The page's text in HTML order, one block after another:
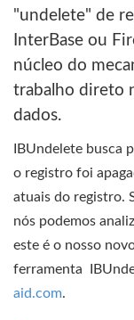
"undelete" de
InterBase ou
núcleo do
trabalho direto
dados.
IBUndelete busca
o registro foi
atuais do registro.
nós podemos
este é o nosso
ferramenta
aid.com.